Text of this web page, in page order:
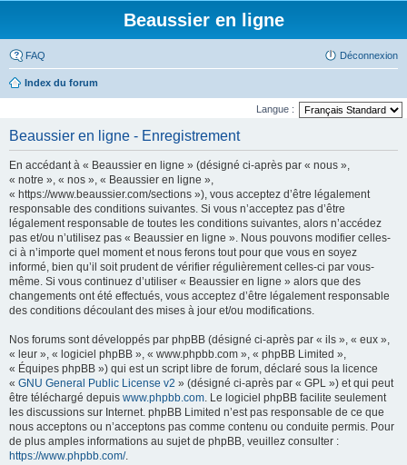
Beaussier en ligne
FAQ Déconnexion
Index du forum
Langue :
Beaussier en ligne - Enregistrement
En accédant à « Beaussier en ligne » (désigné ci-après par « nous »,
« notre », « nos », « Beaussier en ligne »,
« https://www.beaussier.com/sections »), vous acceptez d’être légalement
responsable des conditions suivantes. Si vous n’acceptez pas d’être
légalement responsable de toutes les conditions suivantes, alors n’accédez
pas et/ou n’utilisez pas « Beaussier en ligne ». Nous pouvons modifier celles-
ci à n’importe quel moment et nous ferons tout pour que vous en soyez
informé, bien qu’il soit prudent de vérifier régulièrement celles-ci par vous-
même. Si vous continuez d’utiliser « Beaussier en ligne » alors que des
changements ont été effectués, vous acceptez d’être légalement responsable
des conditions découlant des mises à jour et/ou modifications.
Nos forums sont développés par phpBB (désigné ci-après par « ils », « eux »,
« leur », « logiciel phpBB », « www.phpbb.com », « phpBB Limited »,
« Équipes phpBB ») qui est un script libre de forum, déclaré sous la licence
« GNU General Public License v2 » (désigné ci-après par « GPL ») et qui peut
être téléchargé depuis www.phpbb.com. Le logiciel phpBB facilite seulement
les discussions sur Internet. phpBB Limited n’est pas responsable de ce que
nous acceptons ou n’acceptons pas comme contenu ou conduite permis. Pour
de plus amples informations au sujet de phpBB, veuillez consulter :
https://www.phpbb.com/.